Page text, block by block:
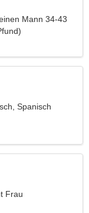
Mann 34-43
Spanisch
Frau